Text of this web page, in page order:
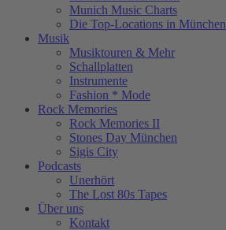
Munich Music Charts
Die Top-Locations in München
Musik
Musiktouren & Mehr
Schallplatten
Instrumente
Fashion * Mode
Rock Memories
Rock Memories II
Stones Day München
Sigis City
Podcasts
Unerhört
The Lost 80s Tapes
Über uns
Kontakt